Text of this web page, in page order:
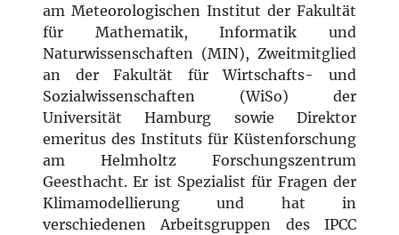
am Meteorologischen Institut der Fakultät
für Mathematik, Informatik und
Naturwissenschaften (MIN), Zweitmitglied
an der Fakultät für Wirtschafts- und
Sozialwissenschaften (WiSo) der
Universität Hamburg sowie Direktor
emeritus des Instituts für Küstenforschung
am Helmholtz Forschungszentrum
Geesthacht. Er ist Spezialist für Fragen der
Klimamodellierung und hat in
verschiedenen Arbeitsgruppen des IPCC